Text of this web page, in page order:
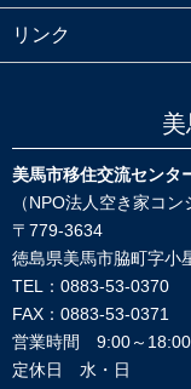
リンク
美馬市移住交流センタ
（NPO法人空き家コン
〒779-3634
徳島県美馬市脇町字小
TEL：0883-53-0370
FAX：0883-53-0371
営業時間 9:00～18:00
定休日 水・日